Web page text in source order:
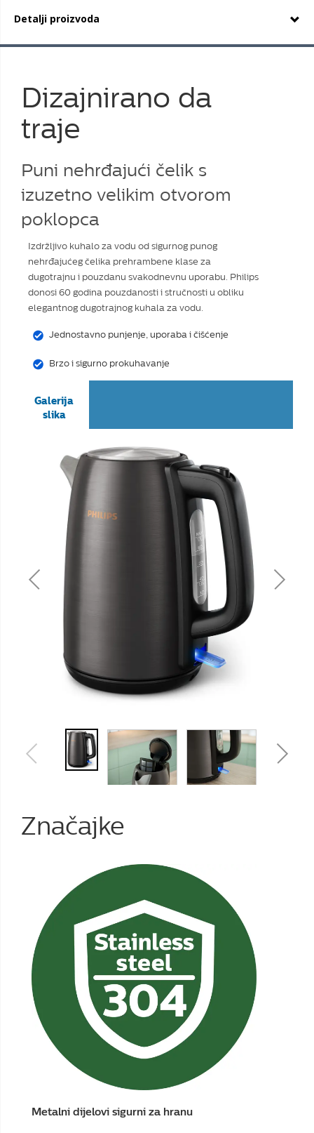
Detalji proizvoda
Dizajnirano da
traje
Puni nehrđajući čelik s
izuzetno velikim otvorom
poklopca
Izdržljivo kuhalo za vodu od sigurnog punog
nehrđajućeg čelika prehrambene klase za
dugotrajnu i pouzdanu svakodnevnu uporabu. Philips
donosi 60 godina pouzdanosti i stručnosti u obliku
elegantnog dugotrajnog kuhala za vodu.
Jednostavno punjenje, uporaba i čišćenje
Brzo i sigurno prokuhavanje
Galerija
slika
Značajke
Metalni dijelovi sigurni za hranu